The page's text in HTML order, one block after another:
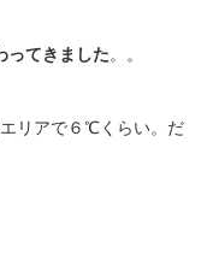
ってきました。。
リアで６℃くらい。だ